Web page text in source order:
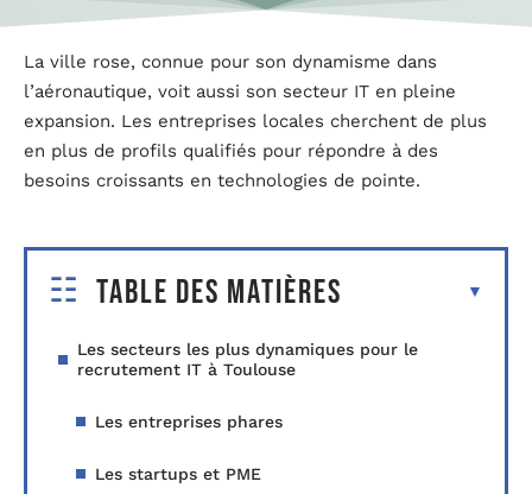
La ville rose, connue pour son dynamisme dans
l’aéronautique, voit aussi son secteur IT en pleine
expansion. Les entreprises locales cherchent de plus
en plus de profils qualifiés pour répondre à des
besoins croissants en technologies de pointe.
Table des matières
Les secteurs les plus dynamiques pour le
recrutement IT à Toulouse
Les entreprises phares
Les startups et PME